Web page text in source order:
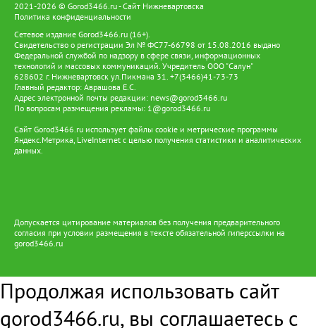
2021-2026 © Gorod3466.ru - Сайт Нижневартовска
Политика конфиденциальности
Сетевое издание Gorod3466.ru (16+).
Свидетельство о регистрации Эл № ФС77-66798 от 15.08.2016 выдано
Федеральной службой по надзору в сфере связи, информационных
технологий и массовых коммуникаций. Учредитель ООО "Салун"
628602 г. Нижневартовск ул.Пикмана 31. +7(3466)41-73-73
Главный редактор: Аврашова Е.С.
Адрес электронной почты редакции: news@gorod3466.ru
По вопросам размещения рекламы: 1@gorod3466.ru
Сайт Gorod3466.ru использует файлы cookie и метрические программы
Яндекс.Метрика, LiveInternet с целью получения статистики и аналитических
данных.
Допускается цитирование материалов без получения предварительного
согласия при условии размещения в тексте обязательной гиперссылки на
gorod3466.ru
Продолжая использовать сайт
gorod3466.ru, вы соглашаетесь с